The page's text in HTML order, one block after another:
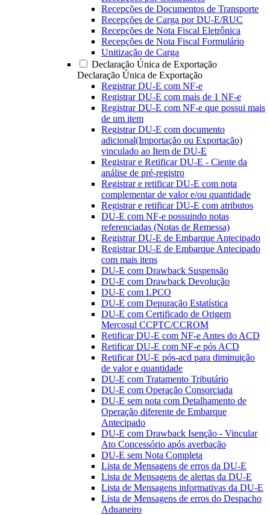
Recepções de Documentos de Transporte
Recepções de Carga por DU-E/RUC
Recepções de Nota Fiscal Eletrônica
Recepções de Nota Fiscal Formulário
Unitização de Carga
Declaração Única de Exportação
Declaração Única de Exportação
Registrar DU-E com NF-e
Registrar DU-E com mais de 1 NF-e
Registrar DU-E com NF-e que possui mais
de um item
Registrar DU-E com documento
adicional(Importação ou Exportação)
vinculado ao Item de DU-E
Registrar e Retificar DU-E - Ciente da
análise de pré-registro
Registrar e retificar DU-E com nota
complementar de valor e/ou quantidade
Registrar e retificar DU-E com atributos
DU-E com NF-e possuindo notas
referenciadas (Notas de Remessa)
Registrar DU-E de Embarque Antecipado
Registrar DU-E de Embarque Antecipado
com mais itens
DU-E com Drawback Suspensão
DU-E com Drawback Devolução
DU-E com LPCO
DU-E com Depuração Estatística
DU-E com Certificado de Origem
Mercosul CCPTC/CCROM
Retificar DU-E com NF-e Antes do ACD
Retificar DU-E com NF-e pós ACD
Retificar DU-E pós-acd para diminuição
de valor e quantidade
DU-E com Tratamento Tributário
DU-E com Operação Consorciada
DU-E sem nota com Detalhamento de
Operação diferente de Embarque
Antecipado
DU-E com Drawback Isenção - Vincular
Ato Concessório após averbação
DU-E sem Nota Completa
Lista de Mensagens de erros da DU-E
Lista de Mensagens de alertas da DU-E
Lista de Mensagens informativas da DU-E
Lista de Mensagens de erros do Despacho
Aduaneiro